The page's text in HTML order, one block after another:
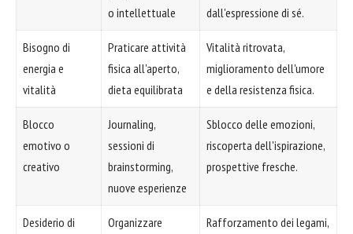
o intellettuale
dall'espressione di sé.
Bisogno di
energia e
vitalità
Praticare attività
fisica all'aperto,
dieta equilibrata
Vitalità ritrovata,
miglioramento dell'umore
e della resistenza fisica.
Blocco
emotivo o
creativo
Journaling,
sessioni di
brainstorming,
nuove esperienze
Sblocco delle emozioni,
riscoperta dell'ispirazione,
prospettive fresche.
Desiderio di
Organizzare
Rafforzamento dei legami,